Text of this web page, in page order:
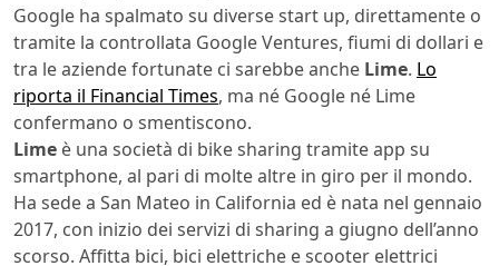
Google ha spalmato su diverse start up, direttamente o
tramite la controllata Google Ventures, fiumi di dollari e
tra le aziende fortunate ci sarebbe anche Lime. Lo
riporta il Financial Times, ma né Google né Lime
confermano o smentiscono.
Lime è una società di bike sharing tramite app su
smartphone, al pari di molte altre in giro per il mondo.
Ha sede a San Mateo in California ed è nata nel gennaio
2017, con inizio dei servizi di sharing a giugno dell’anno
scorso. Affitta bici, bici elettriche e scooter elettrici